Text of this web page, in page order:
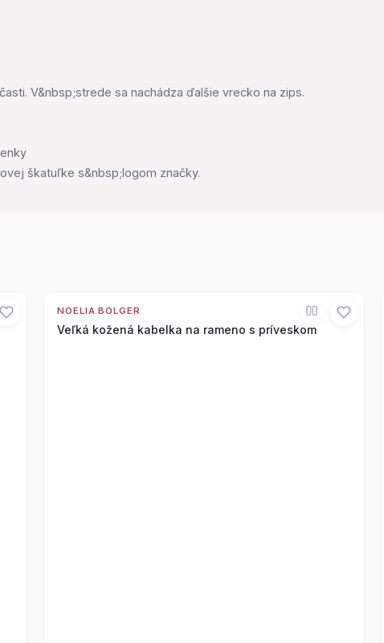
V&nbsp;strede sa nachádza ďalšie vrecko na zips.
škatuľke s&nbsp;logom značky.
NOELIA BOLGER
Veľká kožená kabelka na rameno s príveskom